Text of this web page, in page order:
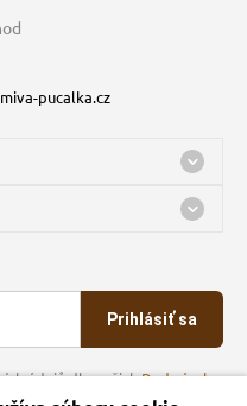
pucalka.cz
Prihlásiť sa
údajů dle našichPodmínek